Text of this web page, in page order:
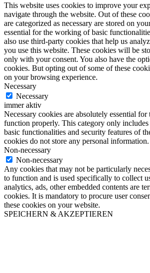
This website uses cookies to improve your
navigate through the website. Out of these
are categorized as necessary are stored on
essential for the working of basic
also use third-party cookies that help us
you use this website. These cookies will be
only with your consent. You also have the
cookies. But opting out of some of these
on your browsing experience.
Necessary
Necessary
immer aktiv
Necessary cookies are absolutely essential for
function properly. This category only includes
basic functionalities and security features of
cookies do not store any personal information.
Non-necessary
Non-necessary
Any cookies that may not be particularly
to function and is used specifically to collect
analytics, ads, other embedded contents are
cookies. It is mandatory to procure user
these cookies on your website.
SPEICHERN & AKZEPTIEREN